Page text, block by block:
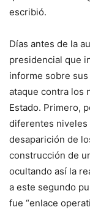
escribió.
Días antes de la
presidencial que
informe sobre
ataque contra los
Estado. Primero,
diferentes niveles
desaparición de
construcción de
ocultando así la
a este segundo
fue “enlace